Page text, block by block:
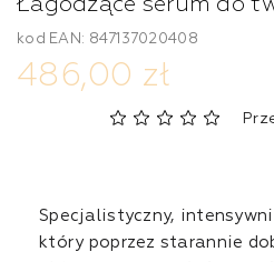
kod EAN: 847137020408
486,00 zł
Specjalistyczny,
który poprzez starannie